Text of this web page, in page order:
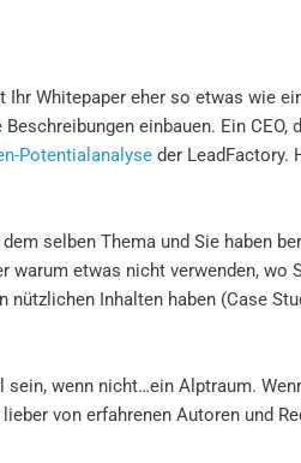
Whitepaper eher so etwas wie
einbauen. Ein CEO,
Potentialanalyse der LeadFactory.
selben Thema und Sie haben
warum etwas nicht verwenden, wo
nützlichen Inhalten haben (Case
wenn nicht…ein Alptraum.
von erfahrenen Autoren und